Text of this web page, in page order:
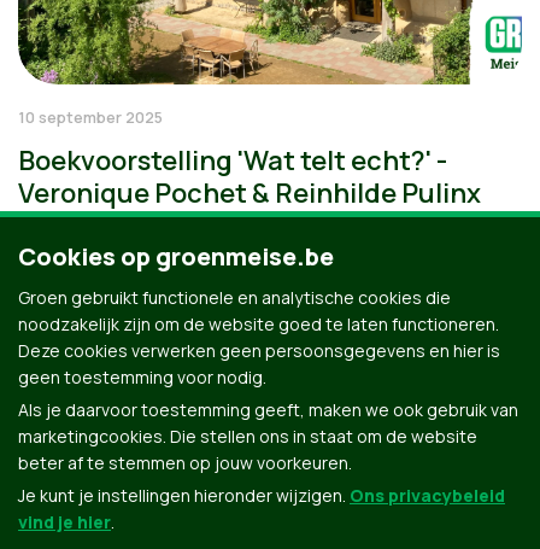
10 september 2025
Boekvoorstelling 'Wat telt echt?' -
Veronique Pochet & Reinhilde Pulinx
Cookies op groenmeise.be
Groen gebruikt functionele en analytische cookies die
noodzakelijk zijn om de website goed te laten functioneren.
Deze cookies verwerken geen persoonsgegevens en hier is
geen toestemming voor nodig.
Als je daarvoor toestemming geeft, maken we ook gebruik van
marketingcookies. Die stellen ons in staat om de website
beter af te stemmen op jouw voorkeuren.
Je kunt je instellingen hieronder wijzigen. Ons privacybeleid
vind je hier.